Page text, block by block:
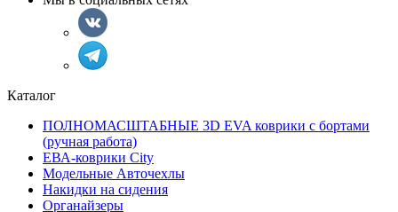
Каталог
ПОЛНОМАСШТАБНЫЕ 3D EVA коврики с бортами
(ручная работа)
ЕВА-коврики City
Модельные Авточехлы
Накидки на сидения
Органайзеры